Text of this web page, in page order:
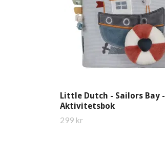
Little Dutch - Sailors Bay -
Aktivitetsbok
299 kr